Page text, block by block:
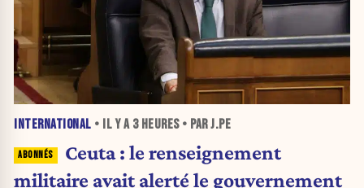
INTERNATIONAL • IL Y A 3 HEURES• PAR J.PE
Ceuta : le renseignement
militaire avait alerté le gouvernement